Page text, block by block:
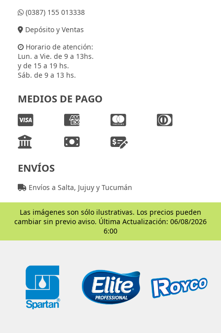
(0387) 155 013338
Depósito y Ventas
Horario de atención:
Lun. a Vie. de 9 a 13hs.
y de 15 a 19 hs.
Sáb. de 9 a 13 hs.
MEDIOS DE PAGO
ENVÍOS
Envíos a Salta, Jujuy y Tucumán
Las imágenes son sólo ilustrativas. Los precios pueden
cambiar sin previo aviso. Última Actualización: 06/08/2026
6:00